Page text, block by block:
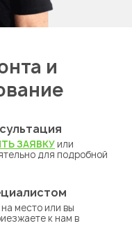
и
ЗАЯВКУ или
для подробной
место или вы
к нам в